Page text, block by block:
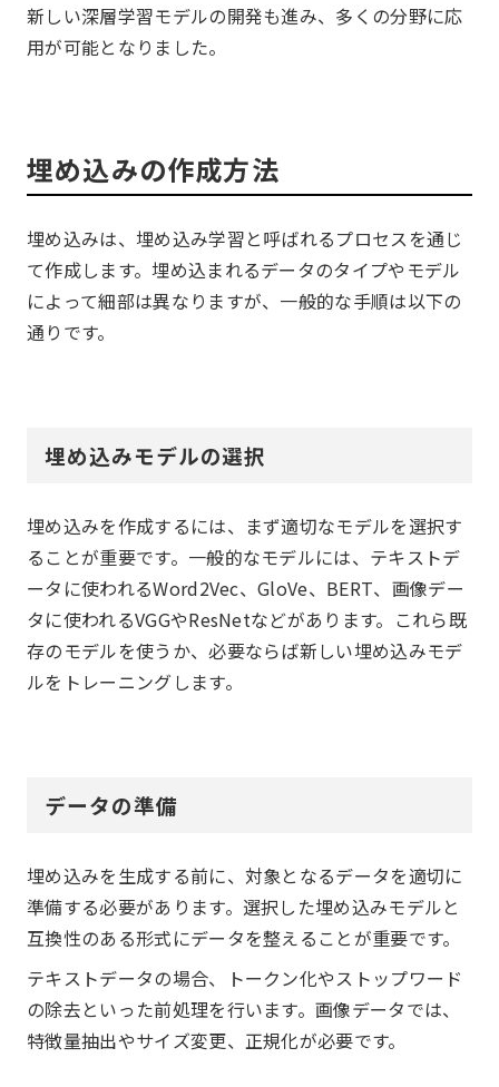
新しい深層学習モデルの開発も進み、多くの分野に応
用が可能となりました。
埋め込みの作成方法
埋め込みは、埋め込み学習と呼ばれるプロセスを通じ
て作成します。埋め込まれるデータのタイプやモデル
によって細部は異なりますが、一般的な手順は以下の
通りです。
埋め込みモデルの選択
埋め込みを作成するには、まず適切なモデルを選択す
ることが重要です。一般的なモデルには、テキストデ
ータに使われるWord2Vec、GloVe、BERT、画像デー
タに使われるVGGやResNetなどがあります。これら既
存のモデルを使うか、必要ならば新しい埋め込みモデ
ルをトレーニングします。
データの準備
埋め込みを生成する前に、対象となるデータを適切に
準備する必要があります。選択した埋め込みモデルと
互換性のある形式にデータを整えることが重要です。
テキストデータの場合、トークン化やストップワード
の除去といった前処理を行います。画像データでは、
特徴量抽出やサイズ変更、正規化が必要です。